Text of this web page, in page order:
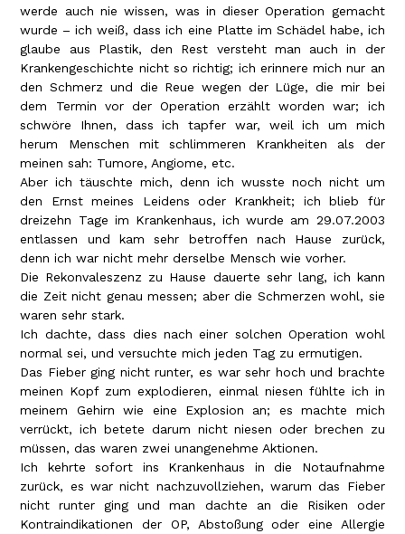
werde auch nie wissen, was in dieser Operation gemacht
wurde – ich weiß, dass ich eine Platte im Schädel habe, ich
glaube aus Plastik, den Rest versteht man auch in der
Krankengeschichte nicht so richtig; ich erinnere mich nur an
den Schmerz und die Reue wegen der Lüge, die mir bei
dem Termin vor der Operation erzählt worden war; ich
schwöre Ihnen, dass ich tapfer war, weil ich um mich
herum Menschen mit schlimmeren Krankheiten als der
meinen sah: Tumore, Angiome, etc.
Aber ich täuschte mich, denn ich wusste noch nicht um
den Ernst meines Leidens oder Krankheit; ich blieb für
dreizehn Tage im Krankenhaus, ich wurde am 29.07.2003
entlassen und kam sehr betroffen nach Hause zurück,
denn ich war nicht mehr derselbe Mensch wie vorher.
Die Rekonvaleszenz zu Hause dauerte sehr lang, ich kann
die Zeit nicht genau messen; aber die Schmerzen wohl, sie
waren sehr stark.
Ich dachte, dass dies nach einer solchen Operation wohl
normal sei, und versuchte mich jeden Tag zu ermutigen.
Das Fieber ging nicht runter, es war sehr hoch und brachte
meinen Kopf zum explodieren, einmal niesen fühlte ich in
meinem Gehirn wie eine Explosion an; es machte mich
verrückt, ich betete darum nicht niesen oder brechen zu
müssen, das waren zwei unangenehme Aktionen.
Ich kehrte sofort ins Krankenhaus in die Notaufnahme
zurück, es war nicht nachzuvollziehen, warum das Fieber
nicht runter ging und man dachte an die Risiken oder
Kontraindikationen der OP, Abstoßung oder eine Allergie